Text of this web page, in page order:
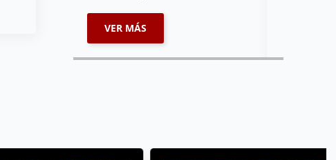
VER MÁS